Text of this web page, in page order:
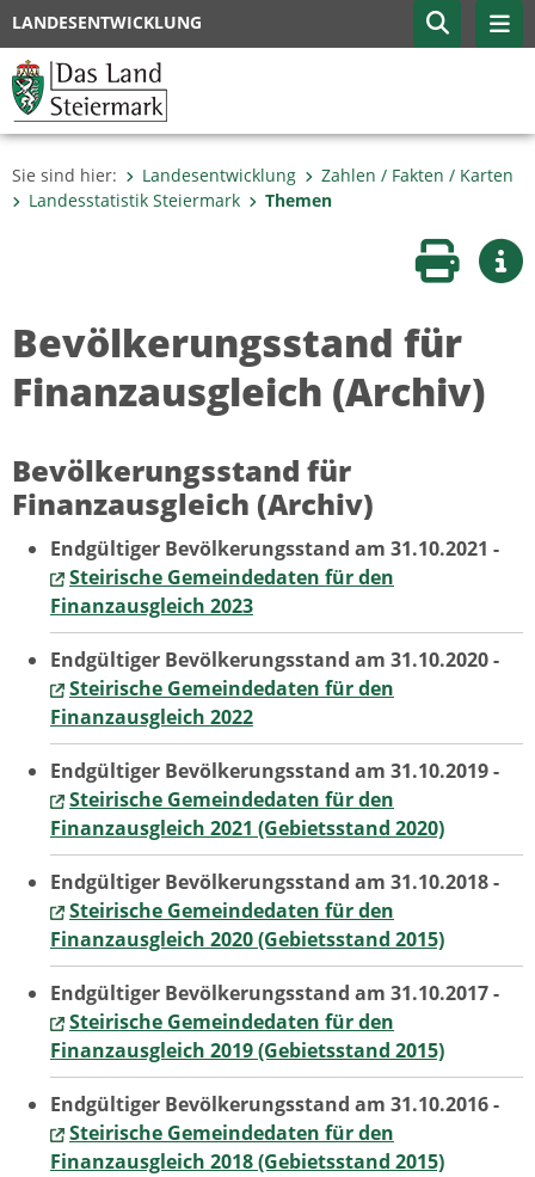
LANDESENTWICKLUNG
Sie sind hier: Landesentwicklung
Zahlen / Fakten / Karten
Landesstatistik Steiermark
Themen
Seite
Bevölkerungsstand für
Finanzausgleich (Archiv)
Bevölkerungsstand für
Finanzausgleich (Archiv)
Endgültiger Bevölkerungsstand am 31.10.2021 -
Steirische Gemeindedaten für den
Finanzausgleich 2023
Endgültiger Bevölkerungsstand am 31.10.2020 -
Steirische Gemeindedaten für den
Finanzausgleich 2022
Endgültiger Bevölkerungsstand am 31.10.2019 -
Steirische Gemeindedaten für den
Finanzausgleich 2021 (Gebietsstand 2020)
Endgültiger Bevölkerungsstand am 31.10.2018 -
Steirische Gemeindedaten für den
Finanzausgleich 2020 (Gebietsstand 2015)
Endgültiger Bevölkerungsstand am 31.10.2017 -
Steirische Gemeindedaten für den
Finanzausgleich 2019 (Gebietsstand 2015)
Endgültiger Bevölkerungsstand am 31.10.2016 -
Steirische Gemeindedaten für den
Finanzausgleich 2018 (Gebietsstand 2015)